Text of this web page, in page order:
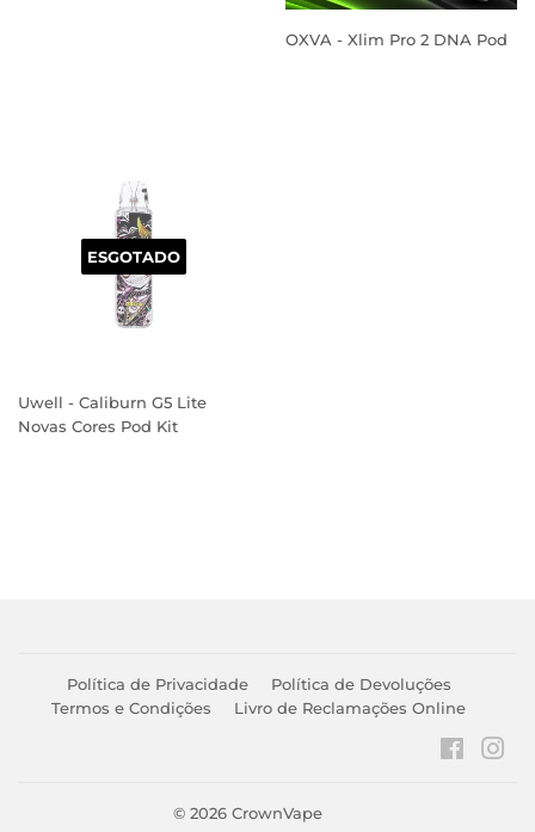
OXVA - Xlim Pro 2 DNA Pod
ESGOTADO
Uwell - Caliburn G5 Lite
Novas Cores Pod Kit
Política de Privacidade
Política de Devoluções
Termos e Condições
Livro de Reclamações Online
© 2026 CrownVape